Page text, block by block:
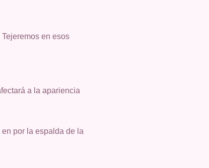
en esos
a la apariencia
por la espalda de la